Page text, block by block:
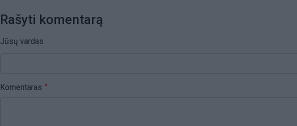
Rašyti komentarą
Jūsų vardas
Komentaras